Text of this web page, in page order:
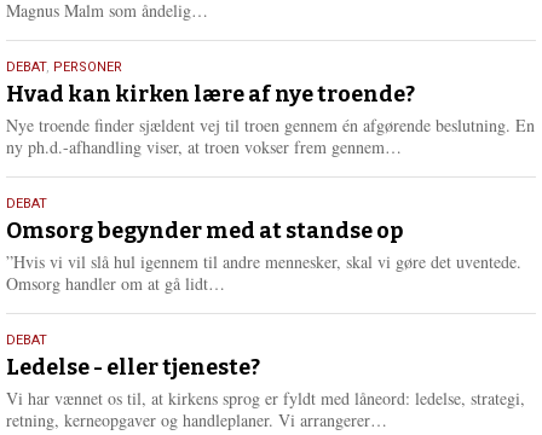
Magnus Malm som åndelig…
e
r
e
25.
juli
2026
DEBAT, PERSONER
Hvad kan kirken lære af nye troende?
Nye troende finder sjældent vej til troen gennem én afgørende beslutning. En
ny ph.d.-afhandling viser, at troen vokser frem gennem…
e
r
e
9.
juli
2026
DEBAT
Omsorg begynder med at standse op
”Hvis vi vil slå hul igennem til andre mennesker, skal vi gøre det uventede.
Omsorg handler om at gå lidt…
e
r
e
10.
juni
2026
DEBAT
Ledelse - eller tjeneste?
Vi har vænnet os til, at kirkens sprog er fyldt med låneord: ledelse, strategi,
retning, kerneopgaver og handleplaner. Vi arrangerer…